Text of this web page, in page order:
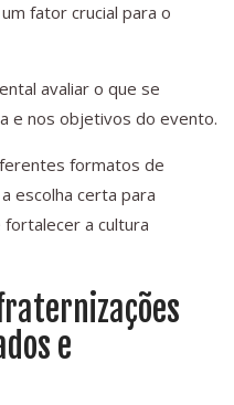
fator crucial para o
avaliar o que se
e nos objetivos do evento.
formatos de
escolha certa para
a cultura
e